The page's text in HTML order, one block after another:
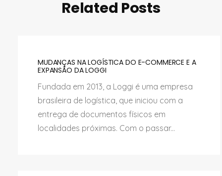
Related Posts
MUDANÇAS NA LOGÍSTICA DO E-COMMERCE E A
EXPANSÃO DA LOGGI
Fundada em 2013, a Loggi é uma empresa
brasileira de logística, que iniciou com a
entrega de documentos físicos em
localidades próximas. Com o passar...